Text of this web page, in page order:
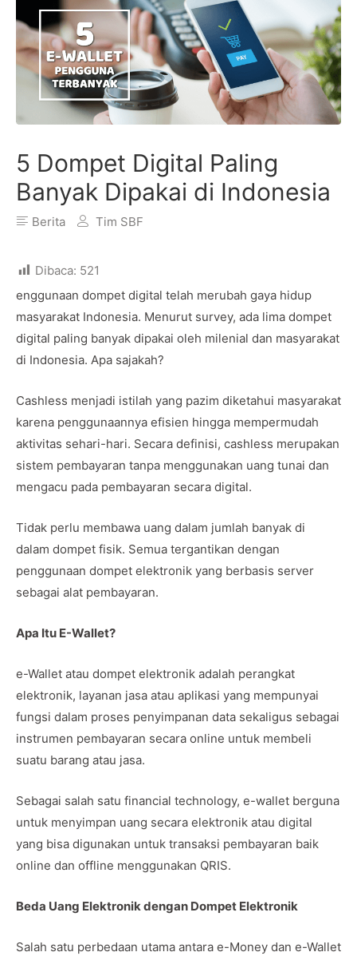
5 Dompet Digital Paling
Banyak Dipakai di Indonesia
Berita Tim SBF
Dibaca: 521
enggunaan dompet digital telah merubah gaya hidup
masyarakat Indonesia. Menurut survey, ada lima dompet
digital paling banyak dipakai oleh milenial dan masyarakat
di Indonesia. Apa sajakah?
Cashless menjadi istilah yang pazim diketahui masyarakat
karena penggunaannya efisien hingga mempermudah
aktivitas sehari-hari. Secara definisi, cashless merupakan
sistem pembayaran tanpa menggunakan uang tunai dan
mengacu pada pembayaran secara digital.
Tidak perlu membawa uang dalam jumlah banyak di
dalam dompet fisik. Semua tergantikan dengan
penggunaan dompet elektronik yang berbasis server
sebagai alat pembayaran.
Apa Itu E-Wallet?
e-Wallet atau dompet elektronik adalah perangkat
elektronik, layanan jasa atau aplikasi yang mempunyai
fungsi dalam proses penyimpanan data sekaligus sebagai
instrumen pembayaran secara online untuk membeli
suatu barang atau jasa.
Sebagai salah satu financial technology, e-wallet berguna
untuk menyimpan uang secara elektronik atau digital
yang bisa digunakan untuk transaksi pembayaran baik
online dan offline menggunakan QRIS.
Beda Uang Elektronik dengan Dompet Elektronik
Salah satu perbedaan utama antara e-Money dan e-Wallet